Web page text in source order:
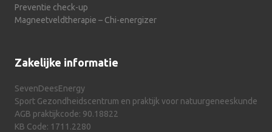
Preventie check-up
Magneetveldtherapie – Chi-energizer
Zakelijke informatie
SevenDeesEnergy
Sport Gezondheidscentrum en praktijk voor natuurgeneeskunde
AGB praktijkcode: 90.18822
KB Code: 1711.2280